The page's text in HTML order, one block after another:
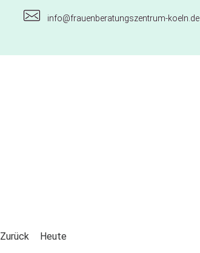
info@frauenberatungszentrum-koeln.de
Zurück Heute